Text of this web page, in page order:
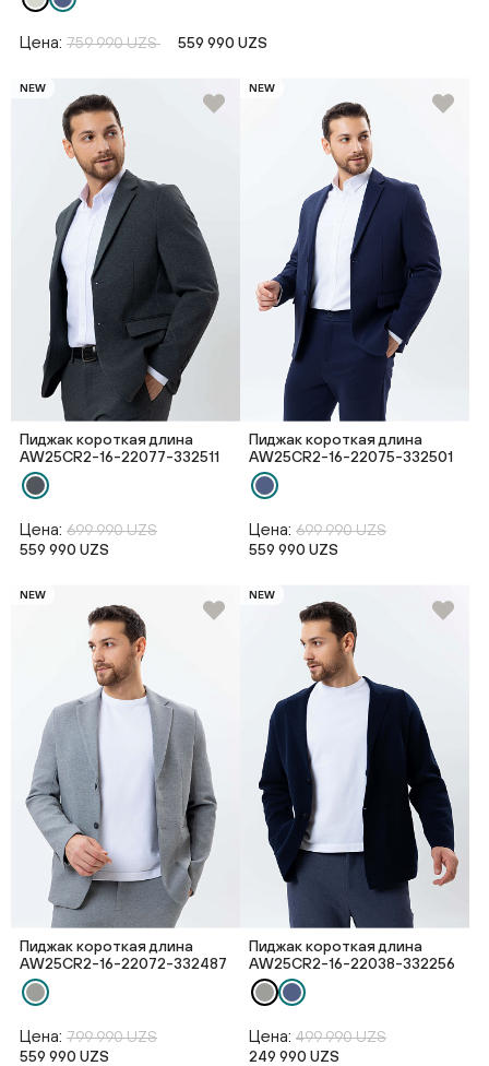
Цена: 759 990 UZS 559 990 UZS
NEW
Пиджак короткая длина
AW25CR2-16-22077-332511
Цена: 699 990 UZS
559 990 UZS
NEW
Пиджак короткая длина
AW25CR2-16-22075-332501
Цена: 699 990 UZS
559 990 UZS
NEW
Пиджак короткая длина
AW25CR2-16-22072-332487
Цена: 799 990 UZS
559 990 UZS
NEW
Пиджак короткая длина
AW25CR2-16-22038-332256
Цена: 499 990 UZS
249 990 UZS